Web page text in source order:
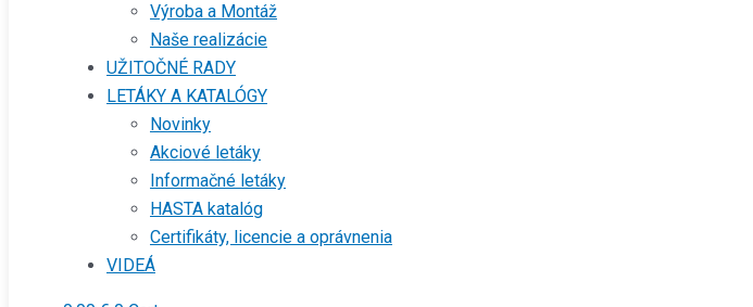
Výroba a Montáž
Naše realizácie
UŽITOČNÉ RADY
LETÁKY A KATALÓGY
Novinky
Akciové letáky
Informačné letáky
HASTA katalóg
Certifikáty, licencie a oprávnenia
VIDEÁ